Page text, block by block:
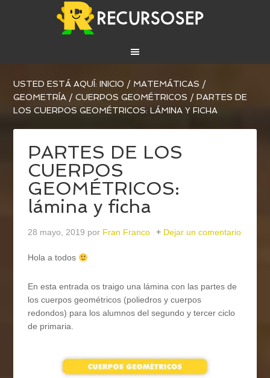
USTED ESTÁ AQUÍ:INICIO / MATEMÁTICAS /
GEOMETRÍA / CUERPOS GEOMÉTRICOS / PARTES DE
LOS CUERPOS GEOMÉTRICOS: LÁMINA Y FICHA
PARTES DE LOS
CUERPOS
GEOMÉTRICOS:
lámina y ficha
28 mayo, 2019 por Fran Franco Dejar un comentario
Hola a todos
En esta entrada os traigo una lámina con las partes de
los cuerpos geométricos (poliedros y cuerpos
redondos) para los alumnos del segundo y tercer ciclo
de primaria.